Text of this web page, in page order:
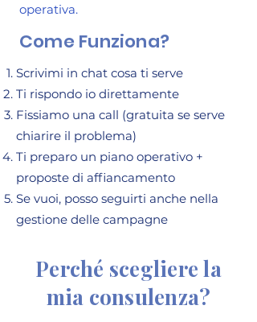
operativa.
Come Funziona?
Scrivimi in chat cosa ti serve
Ti rispondo io direttamente
Fissiamo una call (gratuita se serve
chiarire il problema)
Ti preparo un piano operativo +
proposte di affiancamento
Se vuoi, posso seguirti anche nella
gestione delle campagne
Perché scegliere la
mia consulenza?